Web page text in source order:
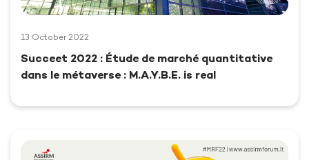
13 October 2022
Succeet 2022 : Étude de marché quantitative
dans le métaverse : M.A.Y.B.E. is real